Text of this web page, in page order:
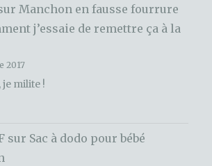
Manchon en fausse fourrure
j’essaie de remettre ça à la
2017
je milite !
sur Sac à dodo pour bébé